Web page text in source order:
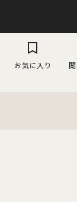
お気に入り